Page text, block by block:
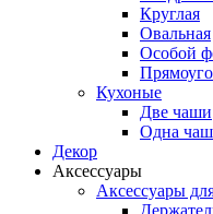
Круглая
Овальная
Особой
Кухоные
Две чаши
Одна
Декор
Аксессуары
Аксессуары